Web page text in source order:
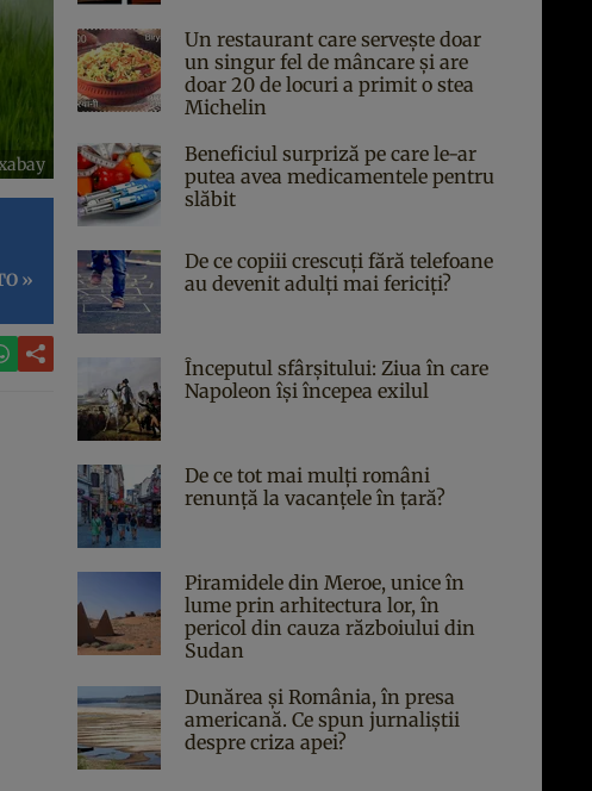
»
Un restaurant care servește doar
un singur fel de mâncare și are
doar 20 de locuri a primit o stea
Michelin
Beneficiul surpriză pe care le-ar
putea avea medicamentele pentru
slăbit
De ce copiii crescuți fără telefoane
au devenit adulți mai fericiți?
Începutul sfârşitului: Ziua în care
Napoleon îşi începea exilul
De ce tot mai mulți români
renunță la vacanțele în țară?
Piramidele din Meroe, unice în
lume prin arhitectura lor, în
pericol din cauza războiului din
Sudan
Dunărea și România, în presa
americană. Ce spun jurnaliștii
despre criza apei?